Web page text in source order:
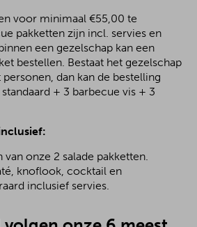
voor minimaal €55,00 te
pakketten zijn incl. servies en
een gezelschap kan een
bestellen. Bestaat het gezelschap
dan kan de bestelling
+ 3 barbecue vis + 3
onze 2 salade pakketten.
knoflook, cocktail en
inclusief servies.